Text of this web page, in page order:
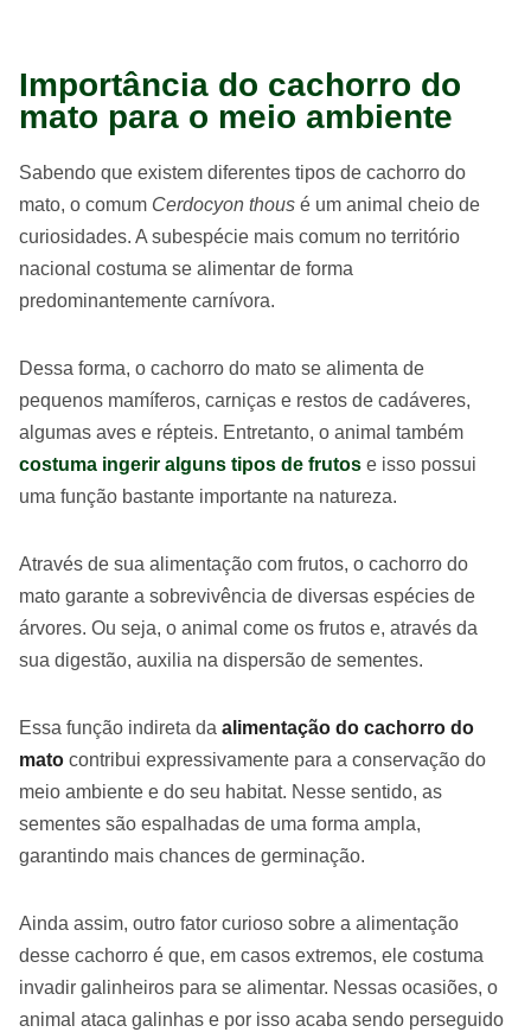
Importância do cachorro do
mato para o meio ambiente
Sabendo que existem diferentes tipos de cachorro do
mato, o comum Cerdocyon thous é um animal cheio de
curiosidades. A subespécie mais comum no território
nacional costuma se alimentar de forma
predominantemente carnívora.
Dessa forma, o cachorro do mato se alimenta de
pequenos mamíferos, carniças e restos de cadáveres,
algumas aves e répteis. Entretanto, o animal também
costuma ingerir alguns tipos de frutos e isso possui
uma função bastante importante na natureza.
Através de sua alimentação com frutos, o cachorro do
mato garante a sobrevivência de diversas espécies de
árvores. Ou seja, o animal come os frutos e, através da
sua digestão, auxilia na dispersão de sementes.
Essa função indireta da alimentação do cachorro do
mato contribui expressivamente para a conservação do
meio ambiente e do seu habitat. Nesse sentido, as
sementes são espalhadas de uma forma ampla,
garantindo mais chances de germinação.
Ainda assim, outro fator curioso sobre a alimentação
desse cachorro é que, em casos extremos, ele costuma
invadir galinheiros para se alimentar. Nessas ocasiões, o
animal ataca galinhas e por isso acaba sendo perseguido